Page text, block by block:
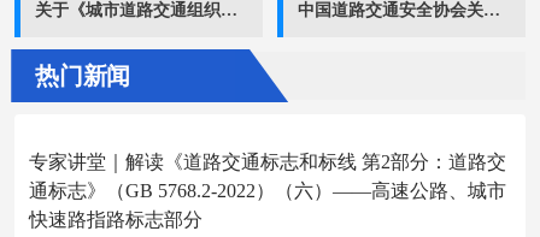
关于《城市道路交通组织设计仿真评价指南》团体标准立项的通知 中国道路交通安全协会关于2020年第三批团体标准立项的通知
热门新闻
专家讲堂｜解读《道路交通标志和标线 第2部分：道路交
通标志》（GB 5768.2-2022）（六）——高速公路、城市
快速路指路标志部分